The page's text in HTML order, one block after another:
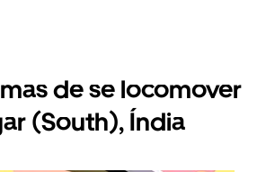
de se locomover
(South), Índia